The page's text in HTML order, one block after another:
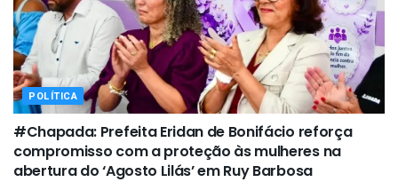
POLÍTICA
#Chapada: Prefeita Eridan de Bonifácio reforça
compromisso com a proteção às mulheres na
abertura do ‘Agosto Lilás’ em Ruy Barbosa